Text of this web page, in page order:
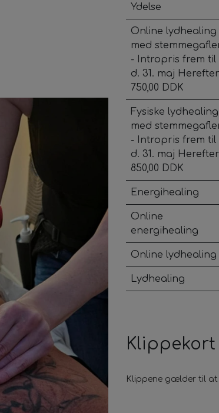
Ydelse
Online lydhealing
med
- Intropris frem til
d. 31. maj Herefter
750,00 DDK
Fysiske lydhealing
med
- Intropris frem til
d. 31. maj Herefter
850,00 DDK
Energihealing
Online
energihealing
Online lydhealing
Lydhealing
Klippekort
Klippene gælder til at